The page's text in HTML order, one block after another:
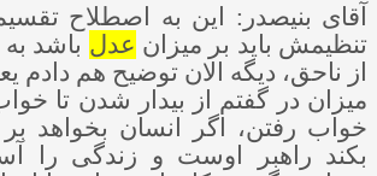
آقای بنی­صدر: این به اصطلاح
تنظیمش باید بر میزان عدل باشد
از ناحق، دیگه الان توضیح هم دادم
میزان در گفتم از بیدار شدن تا
خواب رفتن، اگر انسان بخواهد
بکند راهبر اوست و زندگی را